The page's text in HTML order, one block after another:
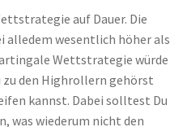
auf Dauer. Die
alledem wesentlich höher als
Wettstrategie würde
zu den Highrollern gehörst
kannst. Dabei solltest Du
was wiederum nicht den